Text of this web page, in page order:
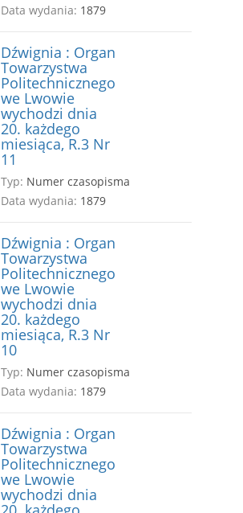
Data wydania: 1879
Dźwignia : Organ
Towarzystwa
Politechnicznego
we Lwowie
wychodzi dnia
20. każdego
miesiąca, R.3 Nr
11
Typ: Numer czasopisma
Data wydania: 1879
Dźwignia : Organ
Towarzystwa
Politechnicznego
we Lwowie
wychodzi dnia
20. każdego
miesiąca, R.3 Nr
10
Typ: Numer czasopisma
Data wydania: 1879
Dźwignia : Organ
Towarzystwa
Politechnicznego
we Lwowie
wychodzi dnia